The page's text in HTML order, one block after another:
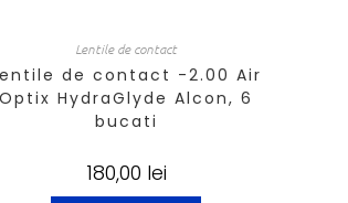
Lentile de contact
de contact -2.00 Air
Optix HydraGlyde Alcon, 6
bucati
180,00 lei